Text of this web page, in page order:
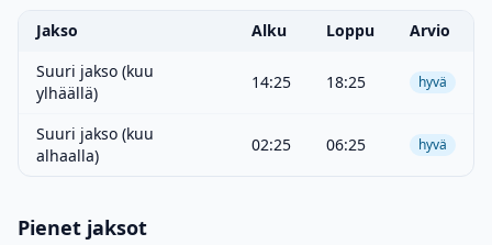
Jakso Alku Loppu
Arvio
Suuri jakso (kuu
ylhäällä)
14:25 18:25 hyvä
Suuri jakso (kuu
alhaalla)
02:25 06:25 hyvä
Pienet jaksot